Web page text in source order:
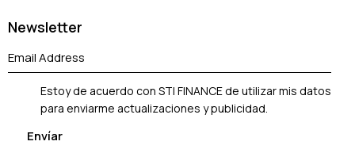
Newsletter
Estoy de acuerdo con STI FINANCE de utilizar mis datos
para enviarme actualizaciones y publicidad.